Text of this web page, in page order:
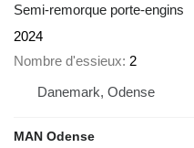
Semi-remorque porte-engins
2024
Nombre d'essieux 2
Danemark, Odense
MAN Odense